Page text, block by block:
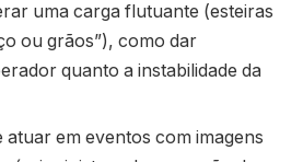
uma carga flutuante (esteiras
ou grãos”), como dar
quanto a instabilidade da
em eventos com imagens